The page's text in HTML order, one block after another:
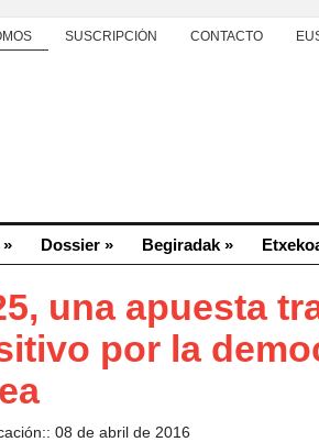
SUSCRIPCIÓN CONTACTO
» Dossier » Begiradak »
una apuesta
por la
08 de abril de 2016